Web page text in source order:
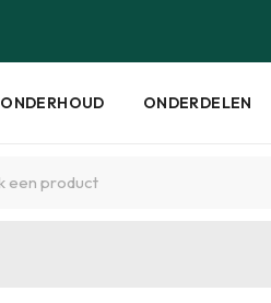
ONDERHOUD ONDERDELEN